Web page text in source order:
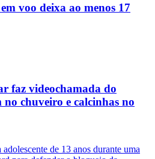
voo deixa ao menos 17
faz videochamada do
no chuveiro e calcinhas no